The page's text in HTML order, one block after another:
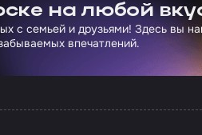
на любой
с семьей и друзьями! Здесь вы
впечатлений.